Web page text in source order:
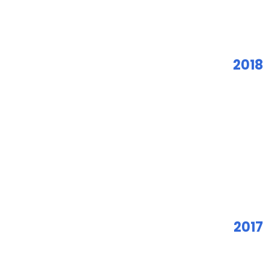
2018
2017